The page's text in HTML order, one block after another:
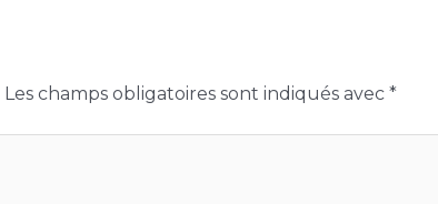
Les champs obligatoires sont indiqués avec *